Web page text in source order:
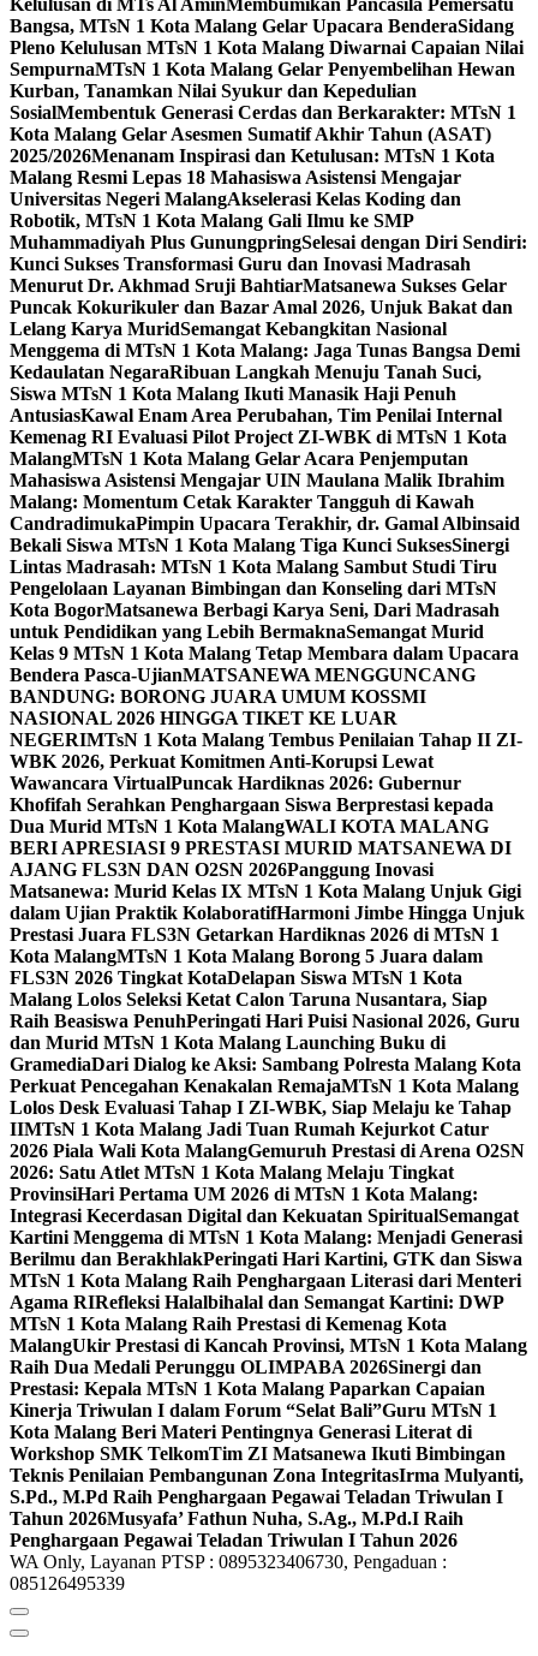
Kelulusan di MTs Al Amin Membumikan Pancasila Pemersatu
Bangsa, MTsN 1 Kota Malang Gelar Upacara BenderaSidang
Pleno Kelulusan MTsN 1 Kota Malang Diwarnai Capaian Nilai
SempurnaMTsN 1 Kota Malang Gelar Penyembelihan Hewan
Kurban, Tanamkan Nilai Syukur dan Kepedulian
SosialMembentuk Generasi Cerdas dan Berkarakter: MTsN 1
Kota Malang Gelar Asesmen Sumatif Akhir Tahun (ASAT)
2025/2026Menanam Inspirasi dan Ketulusan: MTsN 1 Kota
Malang Resmi Lepas 18 Mahasiswa Asistensi Mengajar
Universitas Negeri MalangAkselerasi Kelas Koding dan
Robotik, MTsN 1 Kota Malang Gali Ilmu ke SMP
Muhammadiyah Plus GunungpringSelesai dengan Diri Sendiri:
Kunci Sukses Transformasi Guru dan Inovasi Madrasah
Menurut Dr. Akhmad Sruji BahtiarMatsanewa Sukses Gelar
Puncak Kokurikuler dan Bazar Amal 2026, Unjuk Bakat dan
Lelang Karya MuridSemangat Kebangkitan Nasional
Menggema di MTsN 1 Kota Malang: Jaga Tunas Bangsa Demi
Kedaulatan NegaraRibuan Langkah Menuju Tanah Suci,
Siswa MTsN 1 Kota Malang Ikuti Manasik Haji Penuh
AntusiasKawal Enam Area Perubahan, Tim Penilai Internal
Kemenag RI Evaluasi Pilot Project ZI-WBK di MTsN 1 Kota
MalangMTsN 1 Kota Malang Gelar Acara Penjemputan
Mahasiswa Asistensi Mengajar UIN Maulana Malik Ibrahim
Malang: Momentum Cetak Karakter Tangguh di Kawah
CandradimukaPimpin Upacara Terakhir, dr. Gamal Albinsaid
Bekali Siswa MTsN 1 Kota Malang Tiga Kunci SuksesSinergi
Lintas Madrasah: MTsN 1 Kota Malang Sambut Studi Tiru
Pengelolaan Layanan Bimbingan dan Konseling dari MTsN
Kota BogorMatsanewa Berbagi Karya Seni, Dari Madrasah
untuk Pendidikan yang Lebih BermaknaSemangat Murid
Kelas 9 MTsN 1 Kota Malang Tetap Membara dalam Upacara
Bendera Pasca-UjianMATSANEWA MENGGUNCANG
BANDUNG: BORONG JUARA UMUM KOSSMI
NASIONAL 2026 HINGGA TIKET KE LUAR
NEGERIMTsN 1 Kota Malang Tembus Penilaian Tahap II ZI-
WBK 2026, Perkuat Komitmen Anti-Korupsi Lewat
Wawancara VirtualPuncak Hardiknas 2026: Gubernur
Khofifah Serahkan Penghargaan Siswa Berprestasi kepada
Dua Murid MTsN 1 Kota MalangWALI KOTA MALANG
BERI APRESIASI 9 PRESTASI MURID MATSANEWA DI
AJANG FLS3N DAN O2SN 2026Panggung Inovasi
Matsanewa: Murid Kelas IX MTsN 1 Kota Malang Unjuk Gigi
dalam Ujian Praktik KolaboratifHarmoni Jimbe Hingga Unjuk
Prestasi Juara FLS3N Getarkan Hardiknas 2026 di MTsN 1
Kota MalangMTsN 1 Kota Malang Borong 5 Juara dalam
FLS3N 2026 Tingkat KotaDelapan Siswa MTsN 1 Kota
Malang Lolos Seleksi Ketat Calon Taruna Nusantara, Siap
Raih Beasiswa PenuhPeringati Hari Puisi Nasional 2026, Guru
dan Murid MTsN 1 Kota Malang Launching Buku di
GramediaDari Dialog ke Aksi: Sambang Polresta Malang Kota
Perkuat Pencegahan Kenakalan RemajaMTsN 1 Kota Malang
Lolos Desk Evaluasi Tahap I ZI-WBK, Siap Melaju ke Tahap
IIMTsN 1 Kota Malang Jadi Tuan Rumah Kejurkot Catur
2026 Piala Wali Kota MalangGemuruh Prestasi di Arena O2SN
2026: Satu Atlet MTsN 1 Kota Malang Melaju Tingkat
ProvinsiHari Pertama UM 2026 di MTsN 1 Kota Malang:
Integrasi Kecerdasan Digital dan Kekuatan SpiritualSemangat
Kartini Menggema di MTsN 1 Kota Malang: Menjadi Generasi
Berilmu dan BerakhlakPeringati Hari Kartini, GTK dan Siswa
MTsN 1 Kota Malang Raih Penghargaan Literasi dari Menteri
Agama RIRefleksi Halalbihalal dan Semangat Kartini: DWP
MTsN 1 Kota Malang Raih Prestasi di Kemenag Kota
MalangUkir Prestasi di Kancah Provinsi, MTsN 1 Kota Malang
Raih Dua Medali Perunggu OLIMPABA 2026Sinergi dan
Prestasi: Kepala MTsN 1 Kota Malang Paparkan Capaian
Kinerja Triwulan I dalam Forum “Selat Bali”Guru MTsN 1
Kota Malang Beri Materi Pentingnya Generasi Literat di
Workshop SMK TelkomTim ZI Matsanewa Ikuti Bimbingan
Teknis Penilaian Pembangunan Zona IntegritasIrma Mulyanti,
S.Pd., M.Pd Raih Penghargaan Pegawai Teladan Triwulan I
Tahun 2026Musyafa’ Fathun Nuha, S.Ag., M.Pd.I Raih
Penghargaan Pegawai Teladan Triwulan I Tahun 2026
WA Only, Layanan PTSP : 0895323406730, Pengaduan :
085126495339